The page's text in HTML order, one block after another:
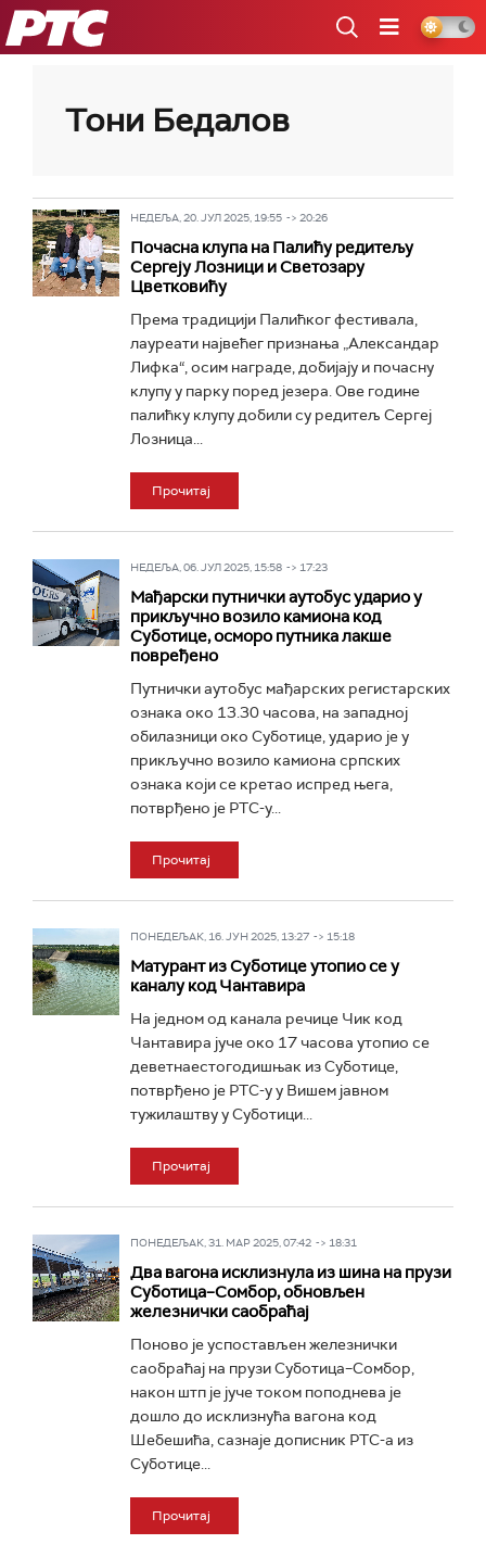
РТС
Тони Бедалов
НЕДЕЉА, 20. ЈУЛ 2025, 19:55 -> 20:26
Почасна клупа на Палићу редитељу
Сергеју Лозници и Светозару
Цветковићу
Према традицији Палићког фестивала,
лауреати највећег признања „Александар
Лифка“, осим награде, добијају и почасну
клупу у парку поред језера. Ове године
палићку клупу добили су редитељ Сергеј
Лозница...
Прочитај
НЕДЕЉА, 06. ЈУЛ 2025, 15:58 -> 17:23
Мађарски путнички аутобус ударио у
прикључно возило камиона код
Суботице, осморо путника лакше
повређено
Путнички аутобус мађарских регистарских
ознака око 13.30 часова, на западној
обилазници око Суботице, ударио је у
прикључно возило камиона српских
ознака који се кретао испред њега,
потврђено је РТС-у...
Прочитај
ПОНЕДЕЉАК, 16. ЈУН 2025, 13:27 -> 15:18
Матурант из Суботице утопио се у
каналу код Чантавира
На једном од канала речице Чик код
Чантавира јуче око 17 часова утопио се
деветнаестогодишњак из Суботице,
потврђено је РТС-у у Вишем јавном
тужилаштву у Суботици...
Прочитај
ПОНЕДЕЉАК, 31. МАР 2025, 07:42 -> 18:31
Два вагона исклизнула из шина на прузи
Суботица–Сомбор, обновљен
железнички саобраћај
Поново је успостављен железнички
саобраћај на прузи Суботица–Сомбор,
након штп је јуче током поподнева је
дошло до исклизнућа вагона код
Шебешића, сазнаје дописник РТС-а из
Суботице...
Прочитај